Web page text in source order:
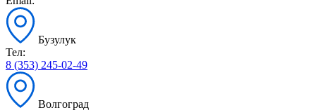
Бузулук
Тел:
8 (353) 245-02-49
Волгоград